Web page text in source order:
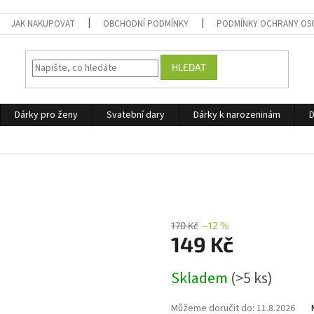
JAK NAKUPOVAT OBCHODNÍ PODMÍNKY PODMÍNKY OCHRANY
HLEDAT
Dárky pro ženy Svatební dary Dárky k narozeninám
170 Kč –12 %
149 Kč
cena:
Skladem (>5 ks)
Můžeme doručit do: 11.8.2026